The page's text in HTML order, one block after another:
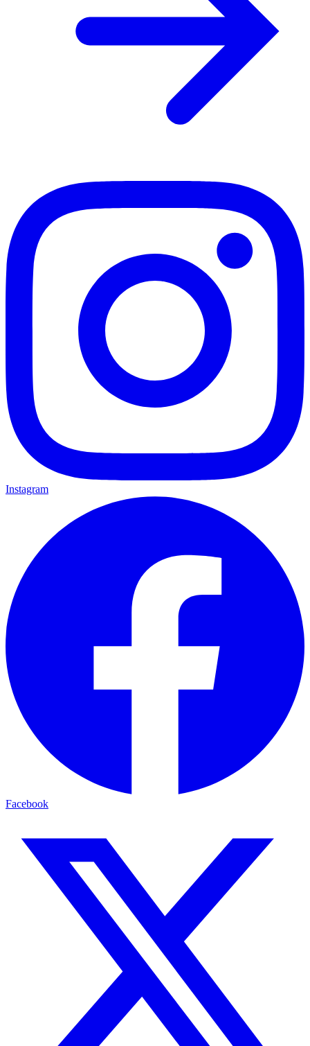
Instagram
Facebook